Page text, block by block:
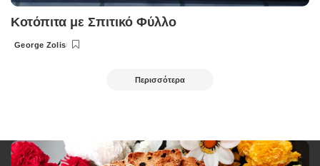
Κοτόπιτα με Σπιτικό Φύλλο
Posted
George Zolis
Περισσότερα